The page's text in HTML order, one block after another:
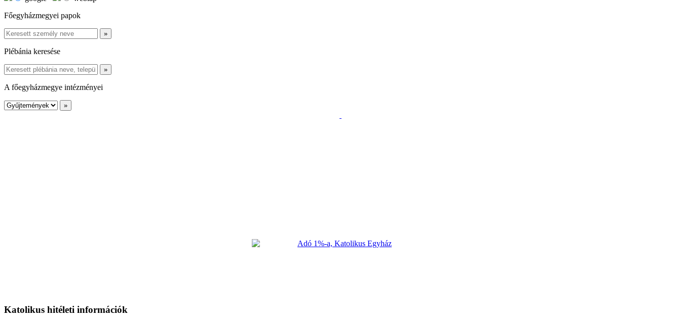
Főegyházmegyei papok
Plébánia keresése
A főegyházmegye intézményei
Katolikus hitéleti információk